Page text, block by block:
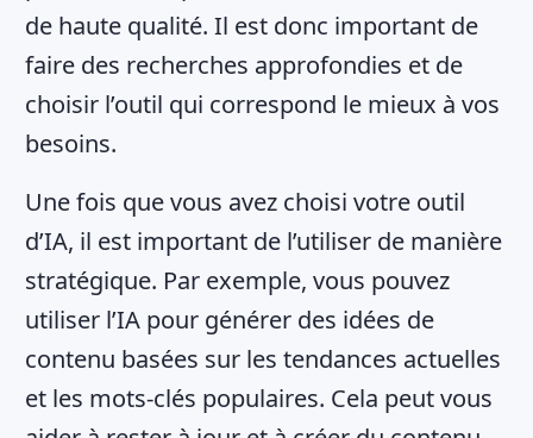
de haute qualité. Il est donc important de
faire des recherches approfondies et de
choisir l’outil qui correspond le mieux à vos
besoins.
Une fois que vous avez choisi votre outil
d’IA, il est important de l’utiliser de manière
stratégique. Par exemple, vous pouvez
utiliser l’IA pour générer des idées de
contenu basées sur les tendances actuelles
et les mots-clés populaires. Cela peut vous